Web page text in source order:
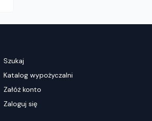
Szukaj
Katalog wypożyczalni
Załóż konto
Zaloguj się